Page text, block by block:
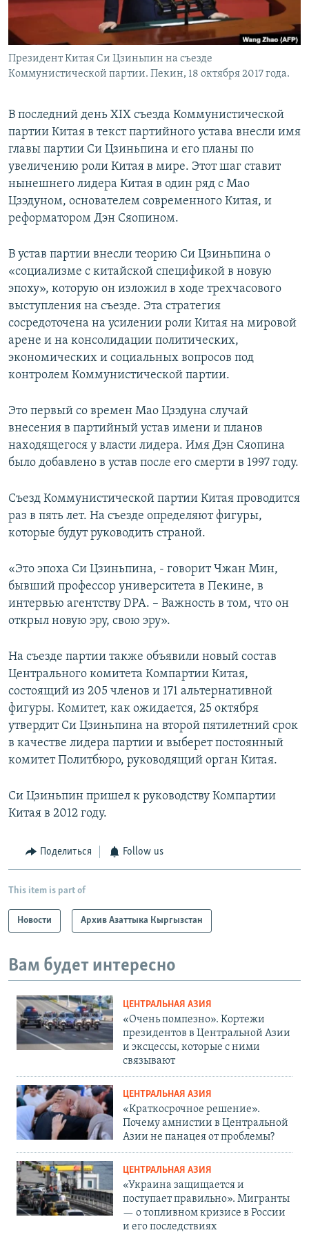
Президент Китая Си Цзиньпин на съезде
Коммунистической партии. Пекин, 18 октября 2017 года.
В последний день XIX съезда Коммунистической
партии Китая в текст партийного устава внесли имя
главы партии Си Цзиньпина и его планы по
увеличению роли Китая в мире. Этот шаг ставит
нынешнего лидера Китая в один ряд с Мао
Цзэдуном, основателем современного Китая, и
реформатором Дэн Сяопином.
В устав партии внесли теорию Си Цзиньпина о
«социализме с китайской спецификой в новую
эпоху», которую он изложил в ходе трехчасового
выступления на съезде. Эта стратегия
сосредоточена на усилении роли Китая на мировой
арене и на консолидации политических,
экономических и социальных вопросов под
контролем Коммунистической партии.
Это первый со времен Мао Цзэдуна случай
внесения в партийный устав имени и планов
находящегося у власти лидера. Имя Дэн Сяопина
было добавлено в устав после его смерти в 1997 году.
Съезд Коммунистической партии Китая проводится
раз в пять лет. На съезде определяют фигуры,
которые будут руководить страной.
«Это эпоха Си Цзиньпина, - говорит Чжан Мин,
бывший профессор университета в Пекине, в
интервью агентству DPA. – Важность в том, что он
открыл новую эру, свою эру».
На съезде партии также объявили новый состав
Центрального комитета Компартии Китая,
состоящий из 205 членов и 171 альтернативной
фигуры. Комитет, как ожидается, 25 октября
утвердит Си Цзиньпина на второй пятилетний срок
в качестве лидера партии и выберет постоянный
комитет Политбюро, руководящий орган Китая.
Си Цзиньпин пришел к руководству Компартии
Китая в 2012 году.
Поделиться Follow us
This item is part of
Новости Архив Азаттыка Кыргызстан
Вам будет интересно
ЦЕНТРАЛЬНАЯ АЗИЯ
«Очень помпезно». Кортежи
президентов в Центральной Азии
и эксцессы, которые с ними
связывают
ЦЕНТРАЛЬНАЯ АЗИЯ
«Краткосрочное решение».
Почему амнистии в Центральной
Азии не панацея от проблемы?
ЦЕНТРАЛЬНАЯ АЗИЯ
«Украина защищается и
поступает правильно». Мигранты
— о топливном кризисе в России
и его последствиях